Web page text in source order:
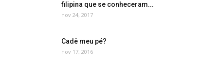
filipina que se conheceram...
nov 24, 2017
Cadê meu pé?
nov 17, 2016